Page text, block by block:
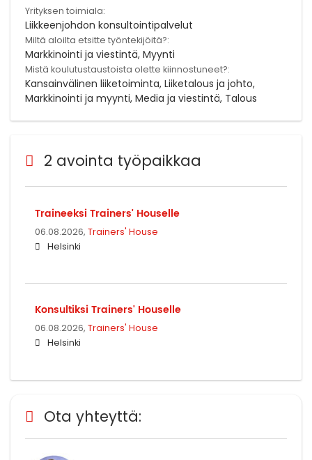
Yrityksen toimiala:
Liikkeenjohdon konsultointipalvelut
Miltä aloilta etsitte työntekijöitä?:
Markkinointi ja viestintä, Myynti
Mistä koulutustaustoista olette kiinnostuneet?:
Kansainvälinen liiketoiminta, Liiketalous ja johto,
Markkinointi ja myynti, Media ja viestintä, Talous
2 avointa työpaikkaa
Traineeksi Trainers' Houselle
06.08.2026, Trainers' House
Helsinki
Konsultiksi Trainers' Houselle
06.08.2026, Trainers' House
Helsinki
Ota yhteyttä: